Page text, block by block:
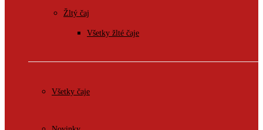
Žltý čaj
Všetky žlté čaje
Všetky čaje